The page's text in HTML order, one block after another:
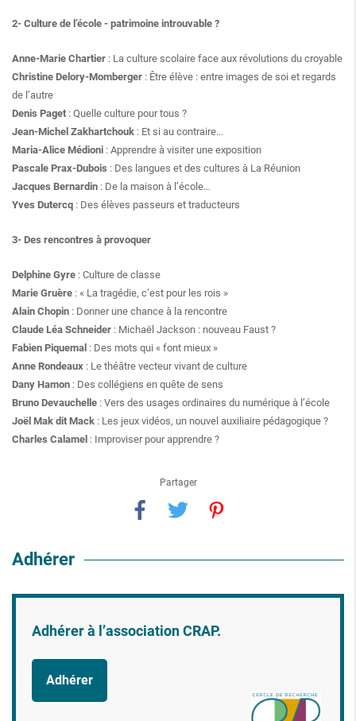
2- Culture de l’école - patrimoine introuvable ?
Anne-Marie Chartier : La culture scolaire face aux révolutions du croyable
Christine Delory-Momberger : Être élève : entre images de soi et regards
de l’autre
Denis Paget : Quelle culture pour tous ?
Jean-Michel Zakhartchouk : Et si au contraire…
Maria-Alice Médioni : Apprendre à visiter une exposition
Pascale Prax-Dubois : Des langues et des cultures à La Réunion
Jacques Bernardin : De la maison à l’école…
Yves Dutercq : Des élèves passeurs et traducteurs
3- Des rencontres à provoquer
Delphine Gyre : Culture de classe
Marie Gruère : « La tragédie, c’est pour les rois »
Alain Chopin : Donner une chance à la rencontre
Claude Léa Schneider : Michaël Jackson : nouveau Faust ?
Fabien Piquemal : Des mots qui « font mieux »
Anne Rondeaux : Le théâtre vecteur vivant de culture
Dany Hamon : Des collégiens en quête de sens
Bruno Devauchelle : Vers des usages ordinaires du numérique à l’école
Joël Mak dit Mack : Les jeux vidéos, un nouvel auxiliaire pédagogique ?
Charles Calamel : Improviser pour apprendre ?
Partager
Adhérer
Adhérer à l’association CRAP.
Adhérer